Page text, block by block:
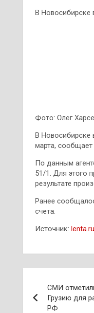
В Новосибирске
Фото: Олег
В Новосибирске
марта,
По данным
51/1. Для этого
результате
Ранее
счета.
Источник: lenta.ru
по
СМИ
Грузию для
РФ